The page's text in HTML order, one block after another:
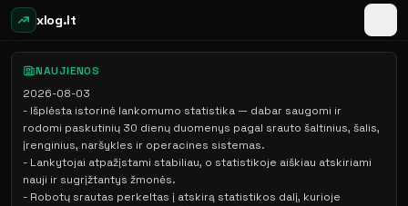
xlog.lt
NAUJIENOS
2026-08-03
- Išplėsta istorinė lankomumo statistika — dabar saugomi ir
rodomi paskutinių 30 dienų duomenys pagal srauto šaltinius, šalis,
įrenginius, naršykles ir operacines sistemas.
- Lankytojai atpažįstami stabiliau, o statistikoje aiškiau atskiriami
nauji ir sugrįžtantys žmonės.
- Robotų srautas perkeltas į atskirą statistikos dalį, kurioje